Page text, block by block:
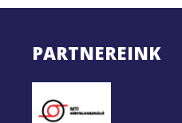
PARTNEREINK